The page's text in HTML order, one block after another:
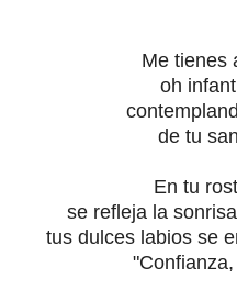
Me tienes
oh
de tu
En tu
se refleja la
tus dulces labios se